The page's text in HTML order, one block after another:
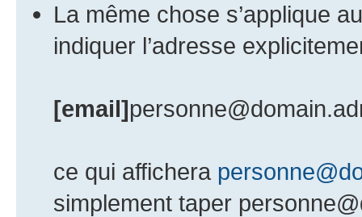
La même chose s’applique
indiquer l’adresse
[email]
ce qui affichera
simplement taper